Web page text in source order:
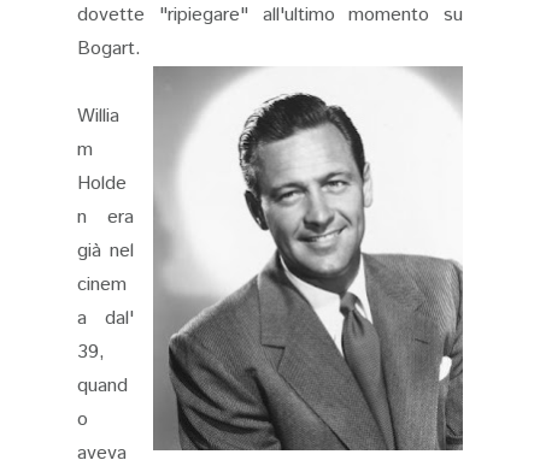
dovette "ripiegare" all'ultimo momento su
Bogart.
Willia
m
Holde
n era
già nel
cinem
a dal'
39,
quand
o
aveva